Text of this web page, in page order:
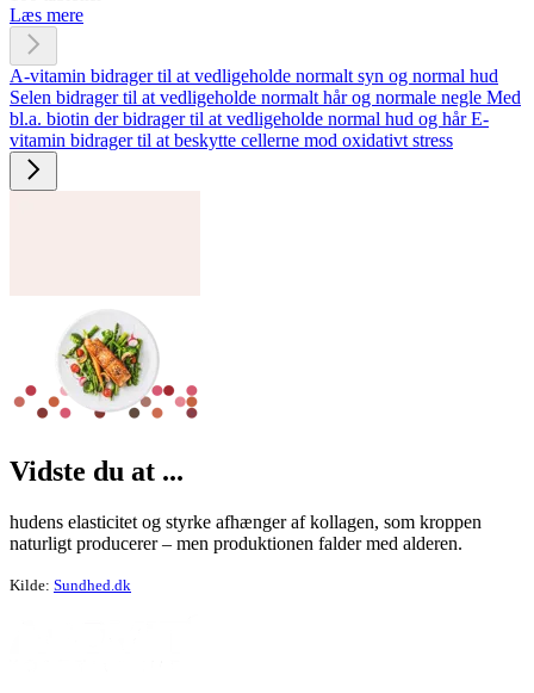
Læs mere
A-vitamin bidrager til at vedligeholde normalt syn og normal hud
Selen bidrager til at vedligeholde normalt hår og normale negle Med
bl.a. biotin der bidrager til at vedligeholde normal hud og hår E-
vitamin bidrager til at beskytte cellerne mod oxidativt stress
Vid­ste du at ...
hudens elasticitet og styrke afhænger af kollagen, som kroppen
naturligt producerer – men produktionen falder med alderen.
Kilde: Sundhed.dk